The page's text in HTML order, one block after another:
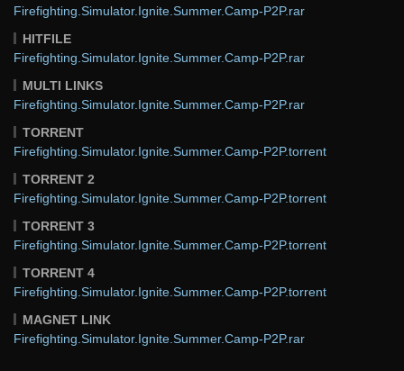
Firefighting.Simulator.Ignite.Summer.Camp-P2P.rar
HITFILE
Firefighting.Simulator.Ignite.Summer.Camp-P2P.rar
MULTI LINKS
Firefighting.Simulator.Ignite.Summer.Camp-P2P.rar
TORRENT
Firefighting.Simulator.Ignite.Summer.Camp-P2P.torrent
TORRENT 2
Firefighting.Simulator.Ignite.Summer.Camp-P2P.torrent
TORRENT 3
Firefighting.Simulator.Ignite.Summer.Camp-P2P.torrent
TORRENT 4
Firefighting.Simulator.Ignite.Summer.Camp-P2P.torrent
MAGNET LINK
Firefighting.Simulator.Ignite.Summer.Camp-P2P.rar